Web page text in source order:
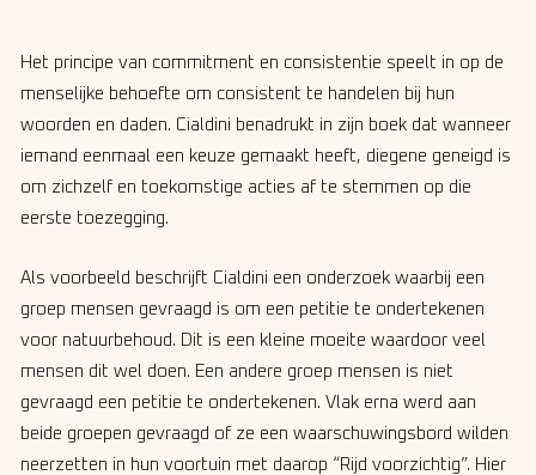
Het principe van commitment en consistentie speelt in op de
menselijke behoefte om consistent te handelen bij hun
woorden en daden. Cialdini benadrukt in zijn boek dat wanneer
iemand eenmaal een keuze gemaakt heeft, diegene geneigd is
om zichzelf en toekomstige acties af te stemmen op die
eerste toezegging.
Als voorbeeld beschrijft Cialdini een onderzoek waarbij een
groep mensen gevraagd is om een petitie te ondertekenen
voor natuurbehoud. Dit is een kleine moeite waardoor veel
mensen dit wel doen. Een andere groep mensen is niet
gevraagd een petitie te ondertekenen. Vlak erna werd aan
beide groepen gevraagd of ze een waarschuwingsbord wilden
neerzetten in hun voortuin met daarop “Rijd voorzichtig”. Hier